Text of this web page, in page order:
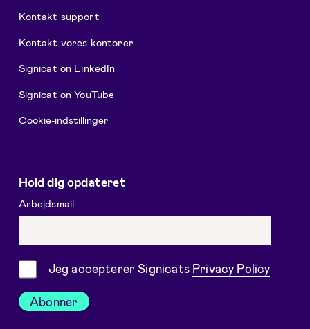
Kontakt support
Kontakt vores kontorer
Signicat on LinkedIn
Signicat on YouTube
Cookie-indstillinger
Hold dig opdateret
Arbejdsmail
SamtykkeJeg accepterer Signicats Privacy Policy
Abonner